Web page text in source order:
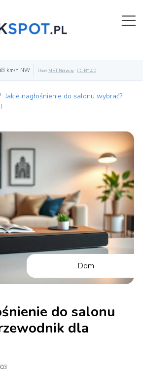
8 km/h NW Dane:MET Norway·CC BY 4.0
Jakie nagłośnienie do salonu wybrać?
Dom
do salonu
dla